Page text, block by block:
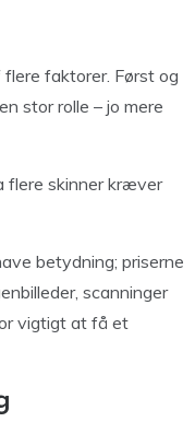
faktorer. Først og
stor rolle – jo mere
flere skinner kræver
betydning; priserne
scanninger
vigtigt at få et